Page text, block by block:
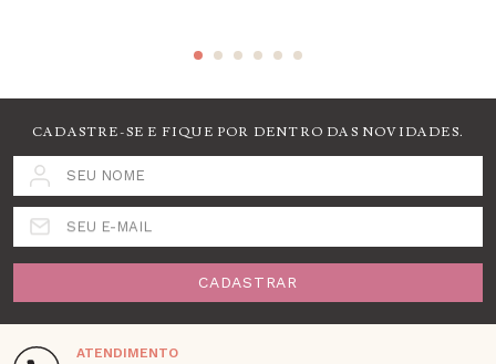
CADASTRE-SE E FIQUE POR DENTRO DAS NOVIDADES.
SEU NOME
SEU E-MAIL
CADASTRAR
ATENDIMENTO